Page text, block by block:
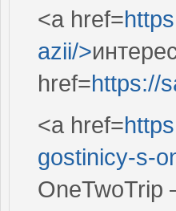
<a href=
azii/>
href=https://
<a href=
gostinicy-s-
OneTwoTrip